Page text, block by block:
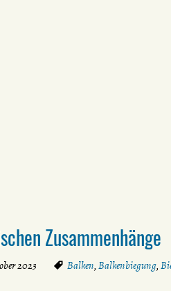
Zusammenhänge
2023 Balken,Balkenbiegung,